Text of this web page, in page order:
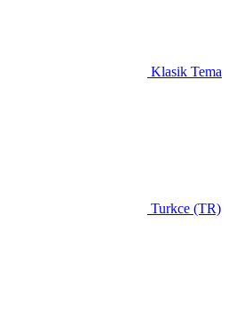
Klasik Tema
Turkce (TR)